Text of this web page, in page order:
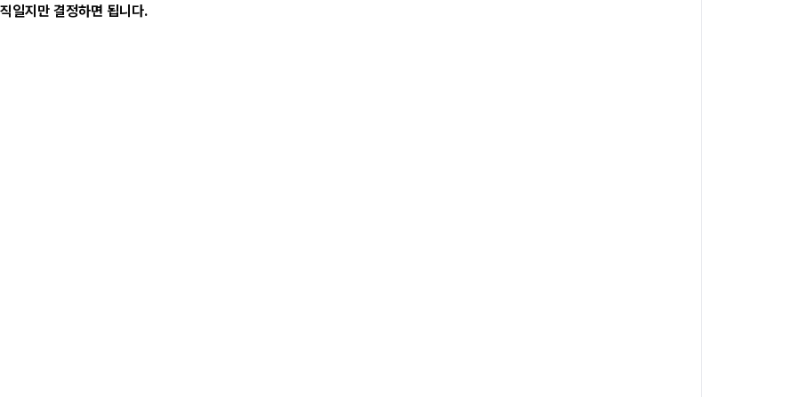
일지만 결정하면 됩니다.